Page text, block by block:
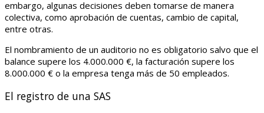
embargo, algunas decisiones deben tomarse de manera
colectiva, como aprobación de cuentas, cambio de capital,
entre otras.
El nombramiento de un auditorio no es obligatorio salvo que el
balance supere los 4.000.000 €, la facturación supere los
8.000.000 € o la empresa tenga más de 50 empleados.
El registro de una SAS